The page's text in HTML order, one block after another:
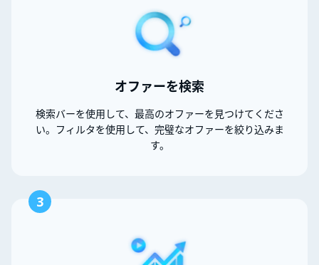
オファーを検索
検索バーを使用して、最高のオファーを見つけてくださ
い。フィルタを使用して、完璧なオファーを絞り込みま
す。
3